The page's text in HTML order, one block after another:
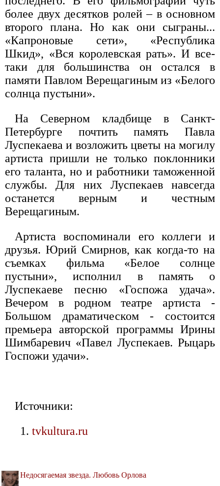
более двух десятков ролей – в основном
второго плана. Но как они сыграны...
«Капроновые сети», «Республика
Шкид», «Вся королевская рать». И все-
таки для большинства он остался в
памяти Павлом Верещагиным из «Белого
солнца пустыни».
На Северном кладбище в Санкт-
Петербурге почтить память Павла
Луспекаева и возложить цветы на могилу
артиста пришли не только поклонники
его таланта, но и работники таможенной
службы. Для них Луспекаев навсегда
останется верным и честным
Верещагиным.
Артиста воспоминали его коллеги и
друзья. Юрий Смирнов, как когда-то на
съемках фильма «Белое солнце
пустыни», исполнил в память о
Луспекаеве песню «Госпожа удача».
Вечером в родном театре артиста -
Большом драматическом - состоится
премьера авторской программы Ирины
Шимбаревич «Павел Луспекаев. Рыцарь
Госпожи удачи».
Источники:
tvkultura.ru
Недосягаемая звезда. Любовь Орлова